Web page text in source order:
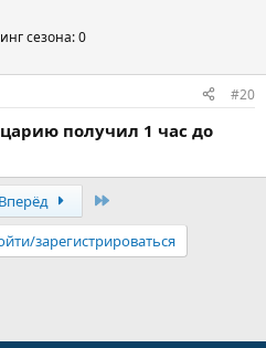
сезона: 0
#20
получил 1 час до
Вперёд
зарегистрироваться